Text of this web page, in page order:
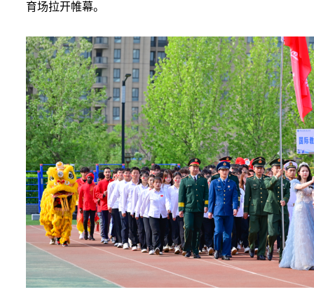
育场拉开帷幕。